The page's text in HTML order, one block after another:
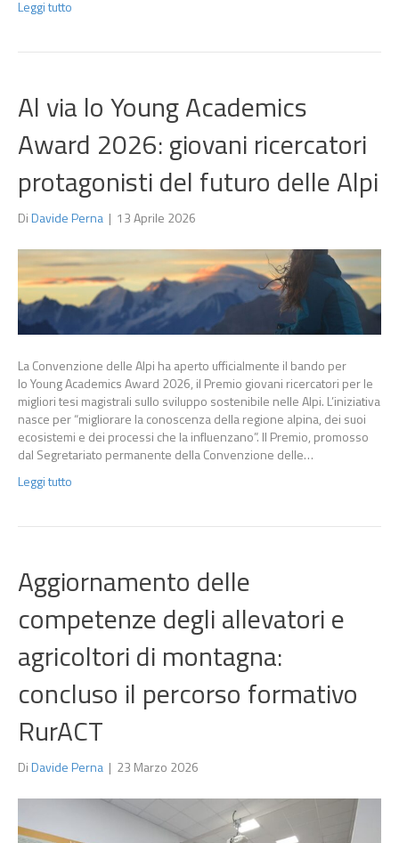
Leggi tutto
Al via lo Young Academics
Award 2026: giovani ricercatori
protagonisti del futuro delle Alpi
DiDavide Perna | 13 Aprile 2026
La Convenzione delle Alpi ha aperto ufficialmente il bando per
lo Young Academics Award 2026, il Premio giovani ricercatori per le
migliori tesi magistrali sullo sviluppo sostenibile nelle Alpi. L’iniziativa
nasce per “migliorare la conoscenza della regione alpina, dei suoi
ecosistemi e dei processi che la influenzano”. Il Premio, promosso
dal Segretariato permanente della Convenzione delle…
Leggi tutto
Aggiornamento delle
competenze degli allevatori e
agricoltori di montagna:
concluso il percorso formativo
RurACT
DiDavide Perna | 23 Marzo 2026